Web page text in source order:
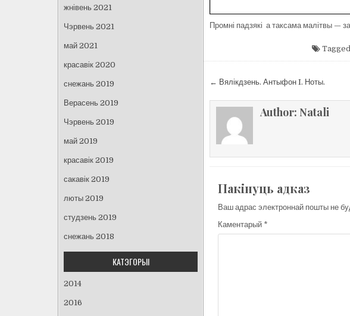
Промні падзякі а таксама малітвы —
Tagged
Навігацыя
па
запісах
← Вялікдзень. Антыфон I. Ноты.
Author: Natali
Пакінуць адказ
Ваш адрас электроннай пошты не
Каментарый *
жнівень 2021
Чэрвень 2021
май 2021
красавік 2020
снежань 2019
Верасень 2019
Чэрвень 2019
май 2019
красавік 2019
сакавік 2019
люты 2019
студзень 2019
снежань 2018
КАТЭГОРЫІ
2014
2016